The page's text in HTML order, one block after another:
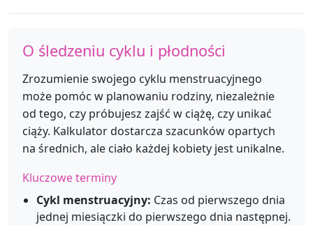
O śledzeniu cyklu i płodności
Zrozumienie swojego cyklu menstruacyjnego
może pomóc w planowaniu rodziny, niezależnie
od tego, czy próbujesz zajść w ciążę, czy unikać
ciąży. Kalkulator dostarcza szacunków opartych
na średnich, ale ciało każdej kobiety jest unikalne.
Kluczowe terminy
Cykl menstruacyjny: Czas od pierwszego dnia
jednej miesiączki do pierwszego dnia następnej.